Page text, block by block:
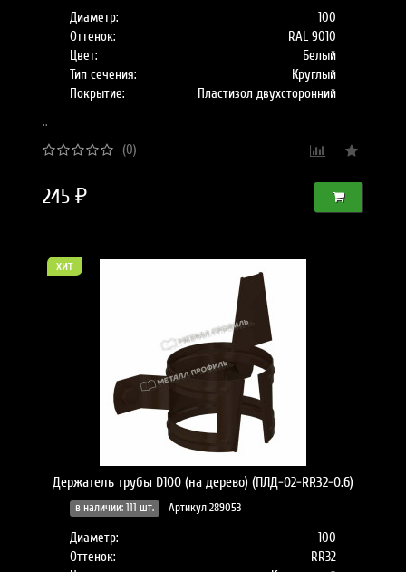
Диаметр:
100
Оттенок:
RAL 9010
Цвет:
Белый
Тип сечения:
Круглый
Покрытие:
Пластизол двухсторонний
..
(0)
245 ₽
хит
Держатель трубы D100 (на дерево) (ПЛД-02-RR32-0.6)
в наличии: 111 шт. Артикул 289053
Диаметр:
100
Оттенок:
RR32